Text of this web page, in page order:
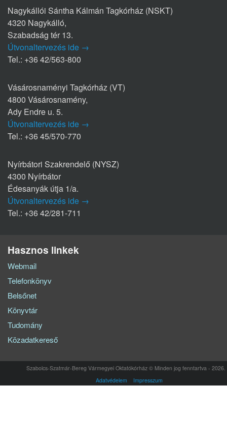
Nagykállói Sántha Kálmán Tagkórház (NSKT)
4320 Nagykálló,
Szabadság tér 13.
Útvonaltervezés ide →
Tel.: +36 42/563-800
Vásárosnaményi Tagkórház (VT)
4800 Vásárosnamény,
Ady Endre u. 5.
Útvonaltervezés ide →
Tel.: +36 45/570-770
Nyírbátori Szakrendelő (NYSZ)
4300 Nyírbátor
Édesanyák útja 1/a.
Útvonaltervezés ide →
Tel.: +36 42/281-711
Hasznos linkek
Webmail
Telefonkönyv
Belsőnet
Könyvtár
Tudomány
Közadatkereső
Szabolcs-Szatmár-Bereg Vármegyei Oktatókórház © Minden jog fenntartva - 2026.
Adatvédelem
Impresszum